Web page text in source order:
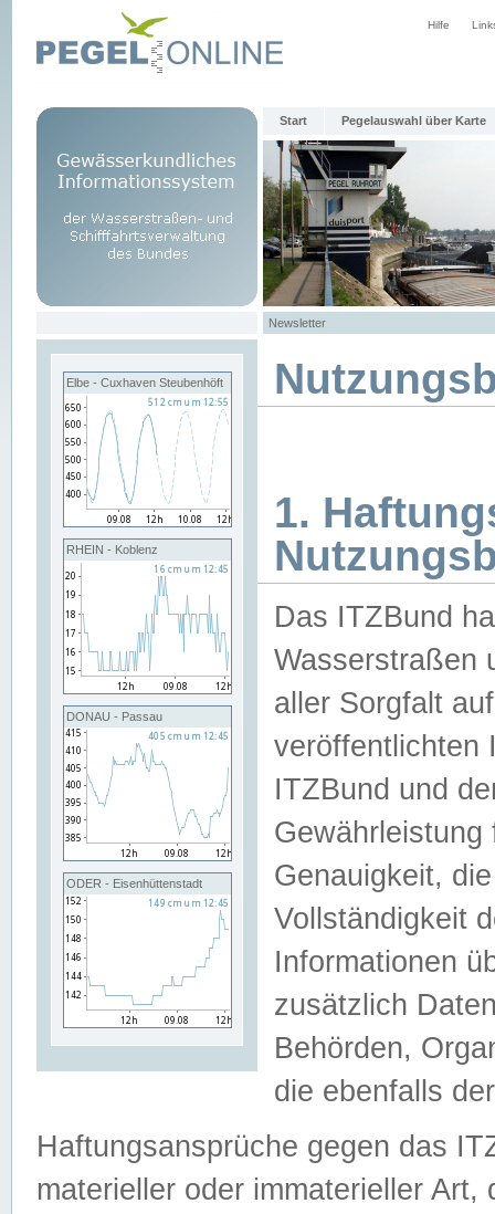
Hilfe
Start Pegelauswahl über Karte
Newsletter
Elbe - Cuxhaven Steubenhöft
RHEIN - Koblenz
DONAU - Passau
ODER - Eisenhüttenstadt
1.
Das ITZBund
Wasserstraßen
aller Sorgfalt
veröffentlichten
ITZBund und
Genauigkeit,
Vollständigkeit
Informationen
zusätzlich
Behörden,
die ebenfalls
Haftungsansprüche gegen das
materieller oder immaterieller